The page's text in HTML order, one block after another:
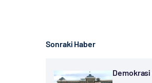
Sonraki Haber